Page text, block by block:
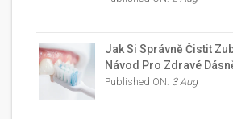
Jak Si Správně Čistit
Návod Pro Zdravé
Published ON: 3 Aug